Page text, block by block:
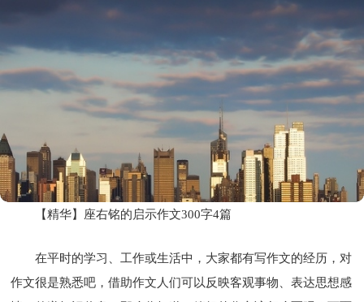
【精华】座右铭的启示作文300字4篇
在平时的学习、工作或生活中，大家都有写作文的经历，对
作文很是熟悉吧，借助作文人们可以反映客观事物、表达思想感